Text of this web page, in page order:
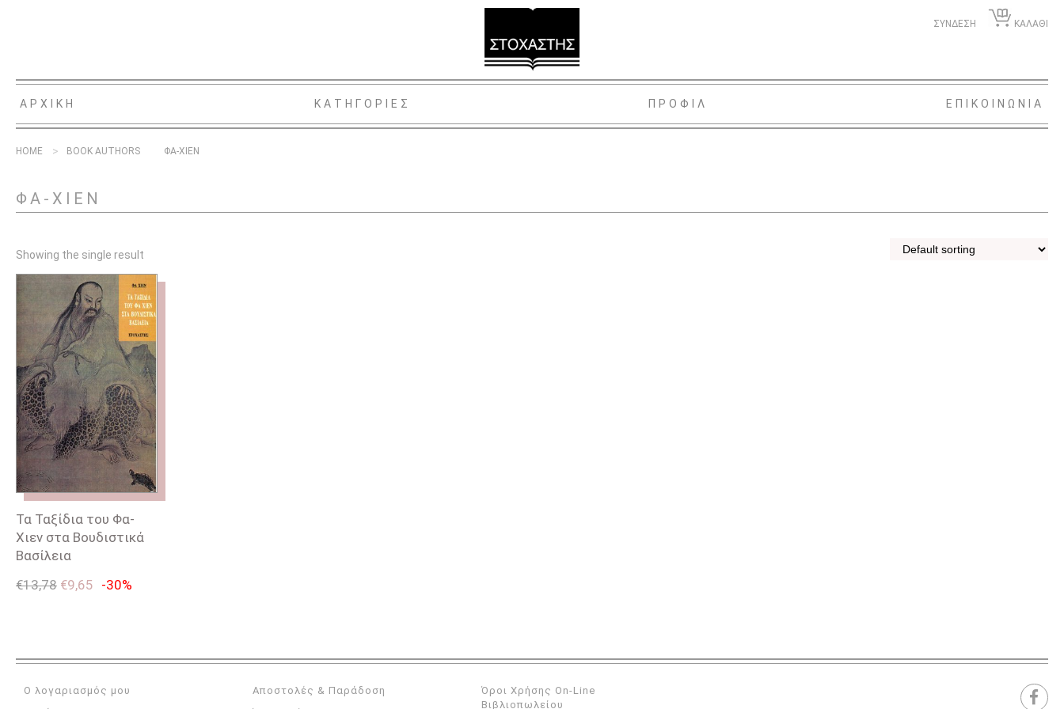
ΣΥΝΔΕΣΗ ΚΑΛΑΘΙ
ΑΡΧΙΚΗ ΚΑΤΗΓΟΡΙΕΣ ΠΡΟΦΙΛ ΕΠΙΚΟΙΝΩΝΙΑ
HOME BOOK AUTHORS ΦΑ-ΧΙΕΝ
ΦΑ-ΧΙΕΝ
Showing the single result
Τα Ταξίδια του Φα-
Χιεν στα Βουδιστικά
Βασίλεια
€13,78 €9,65 -30%
Ο λογαριασμός μου
Αποστολές & Παράδοση
Όροι Χρήσης On-Line
Βιβλιοπωλείου